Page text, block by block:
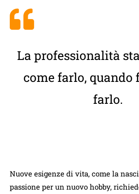
La professionalità
come farlo, quando
farlo.
Nuove esigenze di vita, come la
passione per un nuovo hobby,